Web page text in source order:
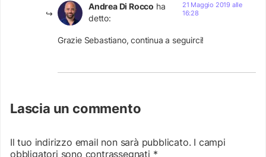
Andrea Di Rocco ha
detto:
21 Maggio 2019 alle
16:28
Grazie Sebastiano, continua a seguirci!
Lascia un commento
Il tuo indirizzo email non sarà pubblicato. I campi
obbligatori sono contrassegnati *